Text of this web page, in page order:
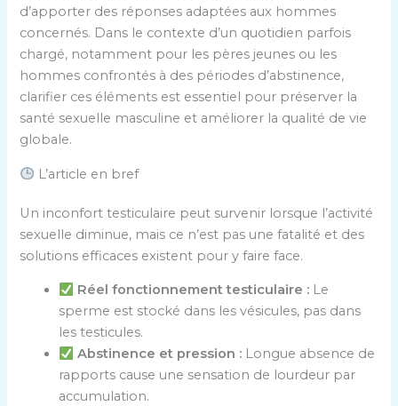
d’apporter des réponses adaptées aux hommes
concernés. Dans le contexte d’un quotidien parfois
chargé, notamment pour les pères jeunes ou les
hommes confrontés à des périodes d’abstinence,
clarifier ces éléments est essentiel pour préserver la
santé sexuelle masculine et améliorer la qualité de vie
globale.
L’article en bref
Un inconfort testiculaire peut survenir lorsque l’activité
sexuelle diminue, mais ce n’est pas une fatalité et des
solutions efficaces existent pour y faire face.
Réel fonctionnement testiculaire :Le
sperme est stocké dans les vésicules, pas dans
les testicules.
Abstinence et pression :Longue absence de
rapports cause une sensation de lourdeur par
accumulation.